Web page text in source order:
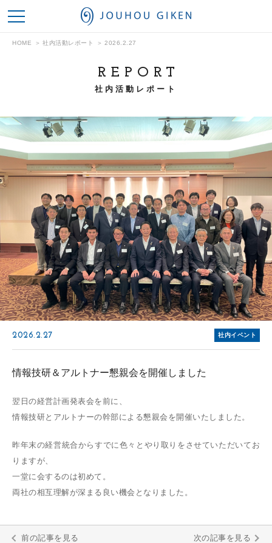
HOME 社内活動レポート 2026.2.27
REPORT
社内活動レポート
2026.2.27 社内イベント
情報技研＆アルトナー懇親会を開催しました
翌日の経営計画発表会を前に、
情報技研とアルトナーの幹部による懇親会を開催いたしました。
昨年末の経営統合からすでに色々とやり取りをさせていただいてお
りますが、
一堂に会するのは初めて。
両社の相互理解が深まる良い機会となりました。
前の記事を見る 次の記事を見る